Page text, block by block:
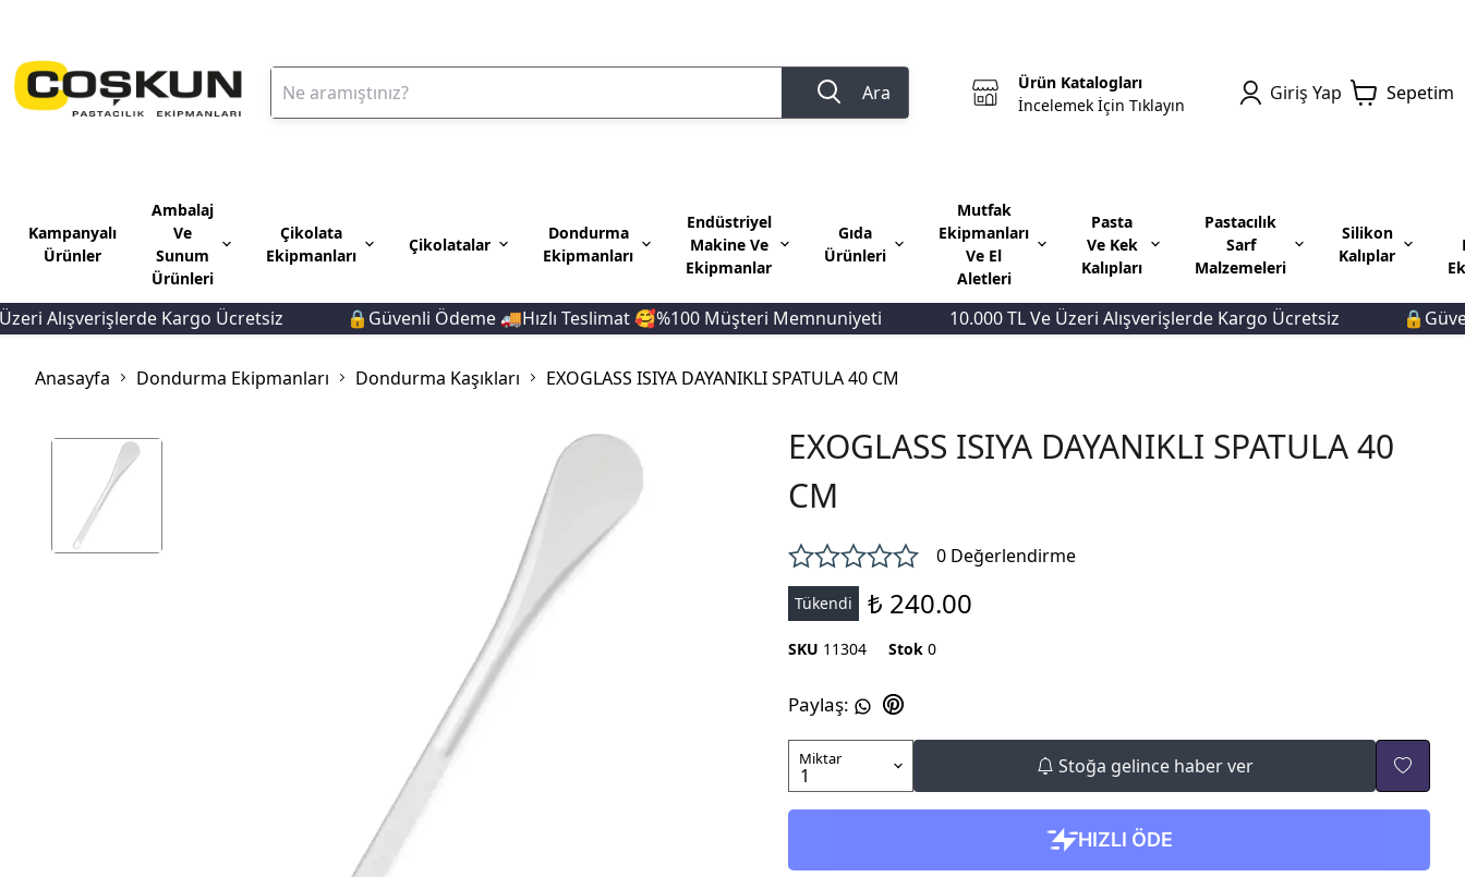
Ara
Ürün Katalogları
İncelemek İçin Tıklayın
Giriş Yap Sepetim
Kampanyalı
Ürünler
Ambalaj
Ve
Sunum
Ürünleri
Çikolata
Ekipmanları
Çikolatalar
Dondurma
Ekipmanları
Endüstriyel
Makine Ve
Ekipmanlar
Gıda
Ürünleri
Mutfak
Ekipmanları
Ve El
Aletleri
Pasta
Ve Kek
Kalıpları
Pastacılık
Sarf
Malzemeleri
Silikon
Kalıplar
Alışverişlerde Kargo Ücretsiz 🔒Güvenli Ödeme 🚚Hızlı Teslimat 🥰%100 Müşteri Memnuniyeti 10.000 TL Ve Üzeri Alışverişlerde Kargo Ücretsiz
Anasayfa Dondurma Ekipmanları Dondurma Kaşıkları EXOGLASS ISIYA DAYANIKLI SPATULA 40 CM
EXOGLASS ISIYA DAYANIKLI SPATULA 40
CM
0 Değerlendirme
Tükendi ₺ 240.00
SKU 11304 Stok 0
Paylaş:
Miktar Stoğa gelince haber ver